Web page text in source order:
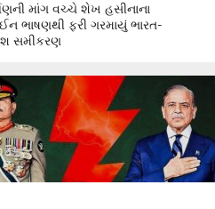
માંગ વચ્ચે શેખ હસીનાના
ભાષણથી ફરી ગરમાયું ભારત-
સમીકરણ